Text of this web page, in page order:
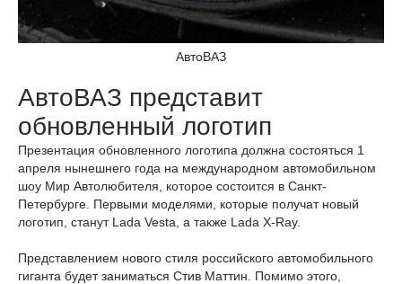
АвтоВАЗ
АвтоВАЗ представит
обновленный логотип
Презентация обновленного логотипа должна состояться 1
апреля нынешнего года на международном автомобильном
шоу Мир Автолюбителя, которое состоится в Санкт-
Петербурге. Первыми моделями, которые получат новый
логотип, станут Lada Vesta, а также Lada X-Ray.
Представлением нового стиля российского автомобильного
гиганта будет заниматься Стив Маттин. Помимо этого,